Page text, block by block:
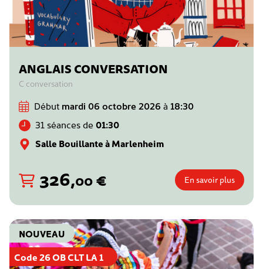
ANGLAIS CONVERSATION
C conversation
Début mardi 06 octobre 2026 à 18:30
31 séances de 01:30
Salle Bouillante à Marlenheim
326,00€ En savoir plus
Code 26 OB CLT LA 1
NOUVEAU